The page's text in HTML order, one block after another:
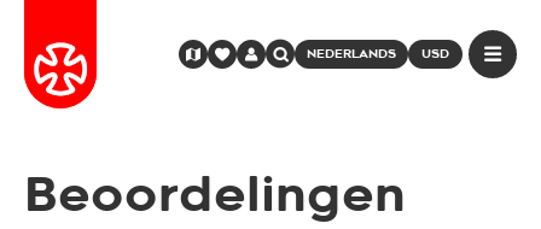
NEDERLANDS USD
Beoordelingen